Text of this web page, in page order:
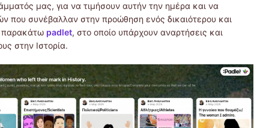
μας, για να τιμήσουν αυτήν την ημέρα και να
που συνέβαλλαν στην προώθηση ενός δικαιότερου και
παρακάτω padlet, στο οποίο υπάρχουν αναρτήσεις και
στην Ιστορία.